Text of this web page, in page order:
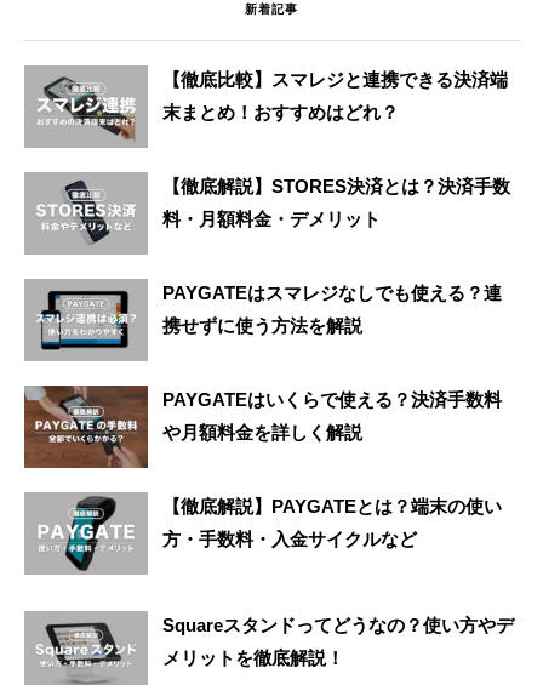
新着記事
【徹底比較】スマレジと連携できる決済端
末まとめ！おすすめはどれ？
【徹底解説】STORES決済とは？決済手数
料・月額料金・デメリット
PAYGATEはスマレジなしでも使える？連
携せずに使う方法を解説
PAYGATEはいくらで使える？決済手数料
や月額料金を詳しく解説
【徹底解説】PAYGATEとは？端末の使い
方・手数料・入金サイクルなど
Squareスタンドってどうなの？使い方やデ
メリットを徹底解説！